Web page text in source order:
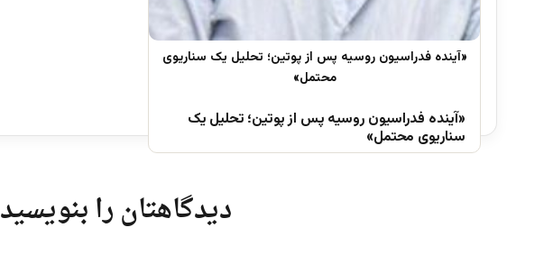
«آینده فدراسیون روسیه پس از پوتین؛ تحلیل یک
سناریوی محتمل»
دیدگاهتان را بنویسید